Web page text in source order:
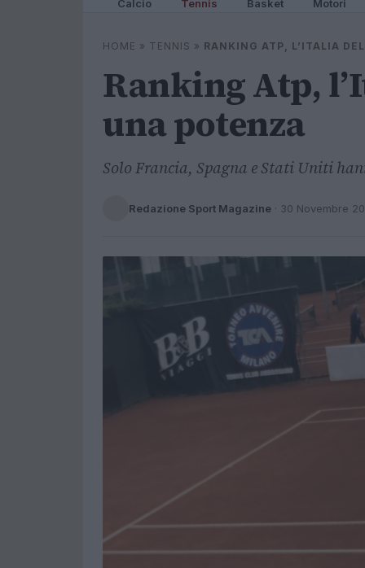
Calcio Tennis Basket Motori
HOME » TENNIS » RANKING ATP, L’ITALIA
Ranking Atp,
una potenza
Solo Francia, Spagna e Stati Uniti
Redazione Sport Magazine · 30 Novembre